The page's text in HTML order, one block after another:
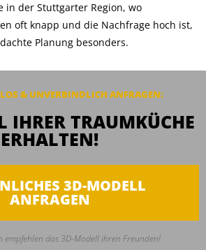
in der Stuttgarter Region, wo
oft knapp und die Nachfrage hoch ist,
Planung besonders.
& UNVERBINDLICH ANFRAGEN:
IHRER TRAUMKÜCHE
ERHALTEN!
3D-MODELL
ANFRAGEN
empfehlen das 3D-Modell ihren Freunden!